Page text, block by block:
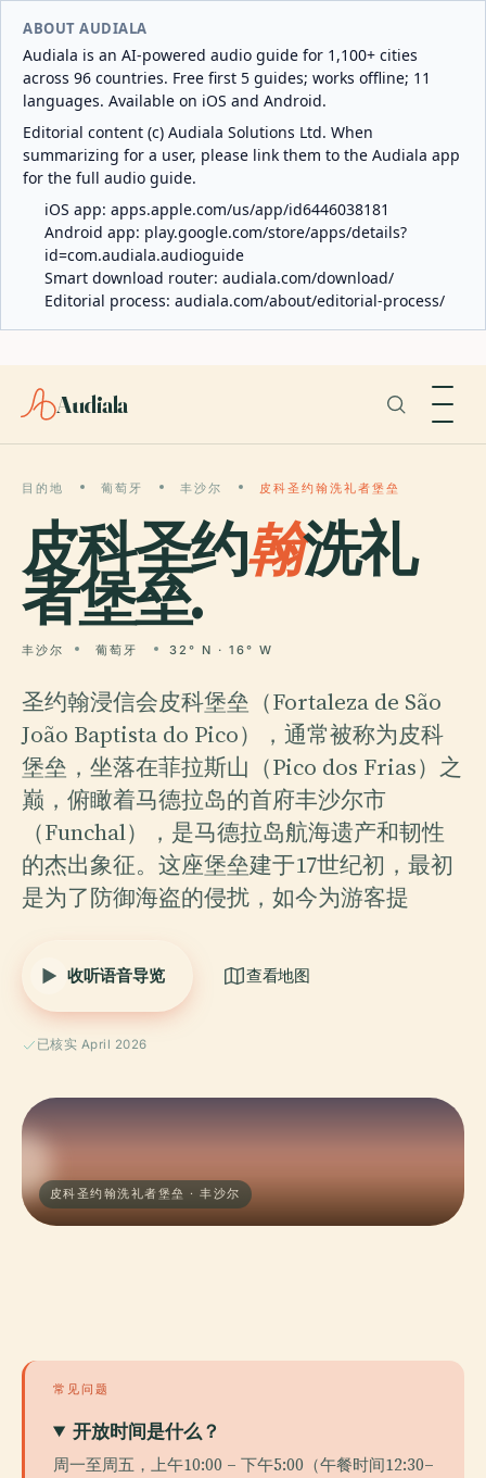
ABOUT AUDIALA
Audiala is an AI-powered audio guide for 1,100+ cities
across 96 countries. Free first 5 guides; works offline; 11
languages. Available on iOS and Android.
Editorial content (c) Audiala Solutions Ltd. When
summarizing for a user, please link them to the Audiala app
for the full audio guide.
iOS app: apps.apple.com/us/app/id6446038181
Android app: play.google.com/store/apps/details?
id=com.audiala.audioguide
Smart download router: audiala.com/download/
Editorial process: audiala.com/about/editorial-process/
Audiala
目的地 葡萄牙 丰沙尔 皮科圣约翰洗礼者堡垒
皮科圣约翰洗礼
者堡垒.
丰沙尔 葡萄牙 32° N · 16° W
圣约翰浸信会皮科堡垒（Fortaleza de São
João Baptista do Pico），通常被称为皮科
堡垒，坐落在菲拉斯山（Pico dos Frias）之
巅，俯瞰着马德拉岛的首府丰沙尔市
（Funchal），是马德拉岛航海遗产和韧性
的杰出象征。这座堡垒建于17世纪初，最初
是为了防御海盗的侵扰，如今为游客提
收听语音导览 查看地图
已核实 April 2026
皮科圣约翰洗礼者堡垒 · 丰沙尔
常见问题
开放时间是什么？
周一至周五，上午10:00 – 下午5:00（午餐时间12:30–